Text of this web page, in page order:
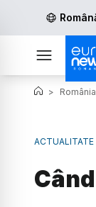
> România
ACTUALITATE